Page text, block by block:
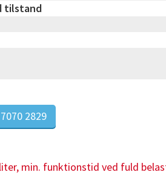
tilstand
2829
min. funktionstid ved fuld